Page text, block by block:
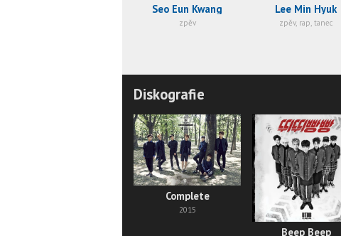
Seo Eun Kwang
zpěv
Lee Min Hyuk
zpěv, rap, tanec
Diskografie
Complete
2015
Beep Beep